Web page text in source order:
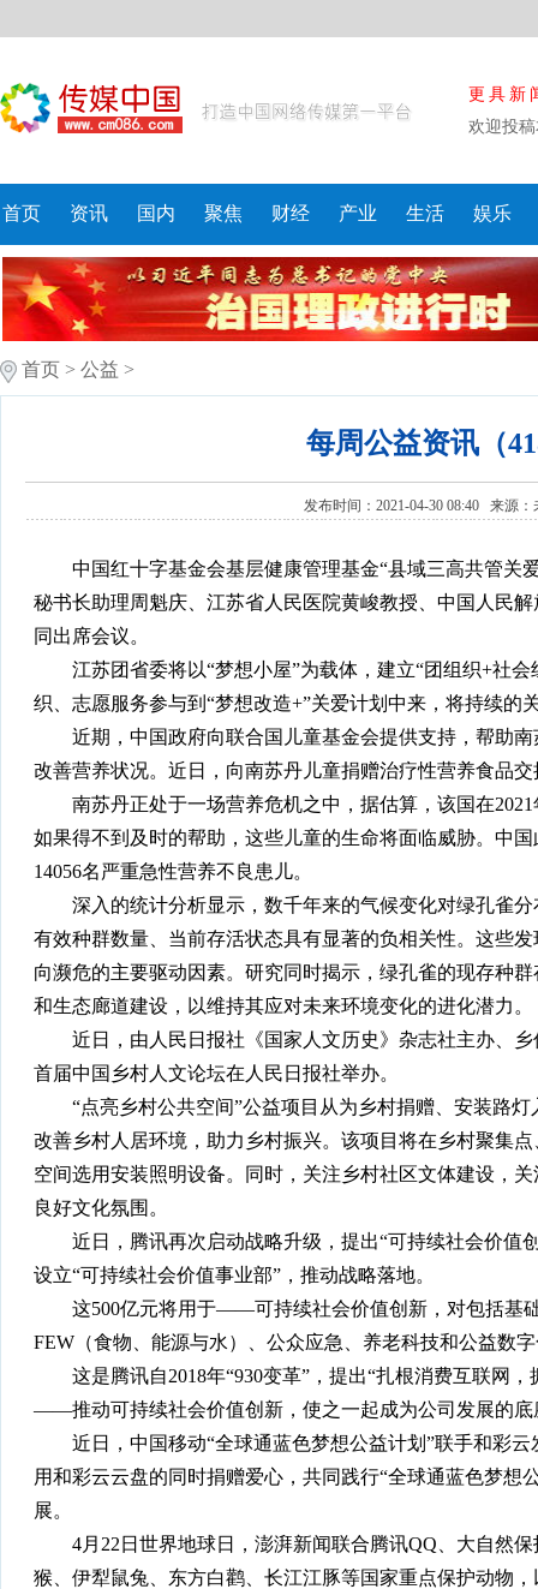
更具新
欢迎投
首页 资讯 国内 聚焦 财经 产业 生活 娱乐
首页 > 公益 >
每周公益资讯（
发布时间：2021-04-30 08:40 来源：
中国红十字基金会基层健康管理基金“县域三高共管关
秘书长助理周魁庆、江苏省人民医院黄峻教授、中国人民
同出席会议。
江苏团省委将以“梦想小屋”为载体，建立“团组织+社会
织、志愿服务参与到“梦想改造+”关爱计划中来，将持续的
近期，中国政府向联合国儿童基金会提供支持，帮助南
改善营养状况。近日，向南苏丹儿童捐赠治疗性营养食品
南苏丹正处于一场营养危机之中，据估算，该国在2021
如果得不到及时的帮助，这些儿童的生命将面临威胁。中
14056名严重急性营养不良患儿。
深入的统计分析显示，数千年来的气候变化对绿孔雀分
有效种群数量、当前存活状态具有显著的负相关性。这些
向濒危的主要驱动因素。研究同时揭示，绿孔雀的现存种
和生态廊道建设，以维持其应对未来环境变化的进化潜力。
近日，由人民日报社《国家人文历史》杂志社主办、乡
首届中国乡村人文论坛在人民日报社举办。
“点亮乡村公共空间”公益项目从为乡村捐赠、安装路灯
改善乡村人居环境，助力乡村振兴。该项目将在乡村聚集
空间选用安装照明设备。同时，关注乡村社区文体建设，
良好文化氛围。
近日，腾讯再次启动战略升级，提出“可持续社会价值
设立“可持续社会价值事业部”，推动战略落地。
这500亿元将用于——可持续社会价值创新，对包括基础
FEW（食物、能源与水）、公众应急、养老科技和公益数
这是腾讯自2018年“930变革”，提出“扎根消费互联网，
——推动可持续社会价值创新，使之一起成为公司发展的
近日，中国移动“全球通蓝色梦想公益计划”联手和彩云
用和彩云云盘的同时捐赠爱心，共同践行“全球通蓝色梦想
展。
4月22日世界地球日，澎湃新闻联合腾讯QQ、大自然保
猴、伊犁鼠兔、东方白鹳、长江江豚等国家重点保护动物